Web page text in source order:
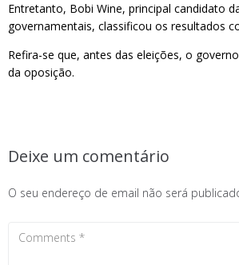
Entretanto, Bobi Wine, principal candidato
governamentais, classificou os resultados
Refira-se que, antes das eleições, o
da oposição.
Deixe um comentário
O seu endereço de email não será